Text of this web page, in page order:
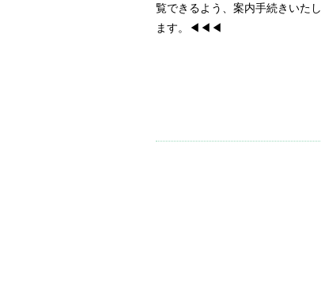
覧できるよう、案内手続きいたし
ます。◀◀◀